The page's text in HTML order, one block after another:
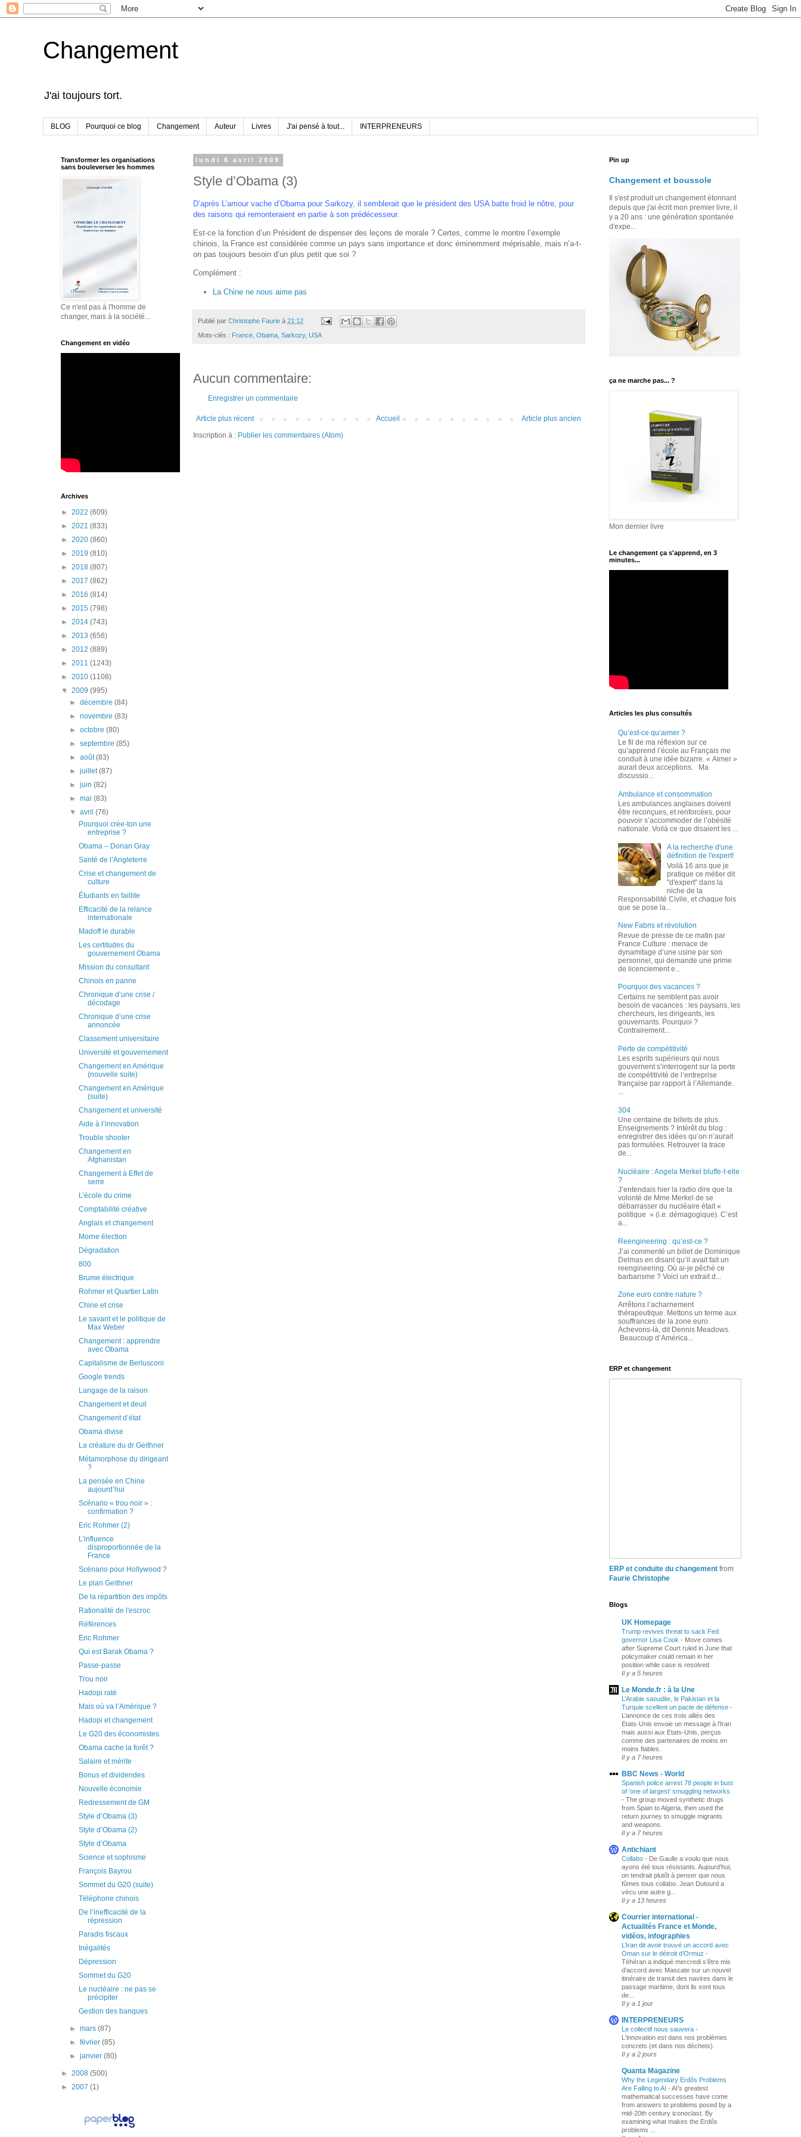
Changement
J'ai toujours tort.
BLOG Pourquoi ce blog Changement Auteur Livres J'ai pensé à tout... INTERPRENEURS
lundi 6 avril 2009
Style d’Obama (3)
D’après L’amour vache d’Obama pour Sarkozy, il semblerait que le président des USA batte froid le nôtre, pour
des raisons qui remonteraient en partie à son prédécesseur.
Est-ce la fonction d’un Président de dispenser des leçons de morale ? Certes, comme le montre l’exemple
chinois, la France est considérée comme un pays sans importance et donc éminemment méprisable, mais n’a-t-
on pas toujours besoin d’un plus petit que soi ?
Complément :
La Chine ne nous aime pas
Publié par Christophe Faurie à 21:12
Mots-clés : France Obama Sarkozy, USA
Aucun commentaire:
Enregistrer un commentaire
Article plus récent Article plus ancien
Accueil
Inscription à : Publier les commentaires (Atom)
Transformer les organisations
sans bouleverser les hommes
Ce n'est pas à l'homme de
changer, mais à la société...
Changement en vidéo
Archives
► 2022 (609)
► 2021 (833)
► 2020 (860)
► 2019 (810)
► 2018 (807)
► 2017 (862)
► 2016 (814)
► 2015 (798)
► 2014 (743)
► 2013 (656)
► 2012 (889)
► 2011 (1243)
► 2010 (1108)
▼ 2009 (995)
►décembre(84)
►novembre(83)
►octobre(80)
►septembre(85)
►août(83)
►juillet(87)
►juin(82)
►mai(83)
▼avril(76)
Pourquoi crée-ton une
entreprise ?
Obama – Dorian Gray
Santé de l’Angleterre
Crise et changement de
culture
Étudiants en faillite
Efficacité de la relance
internationale
Madoff le durable
Les certitudes du
gouvernement Obama
Mission du consultant
Chinois en panne
Chronique d’une crise /
décodage
Chronique d’une crise
annoncée
Classement universitaire
Université et gouvernement
Changement en Amérique
(nouvelle suite)
Changement en Amérique
(suite)
Changement et université
Aide à l’innovation
Trouble shooter
Changement en
Afghanistan
Changement à Effet de
serre
L’école du crime
Comptabilité créative
Anglais et changement
Morne élection
Dégradation
800
Brume électrique
Rohmer et Quartier Latin
Chine et crise
Le savant et le politique de
Max Weber
Changement : apprendre
avec Obama
Capitalisme de Berlusconi
Google trends
Langage de la raison
Changement et deuil
Changement d’état
Obama divise
La créature du dr Geithner
Métamorphose du dirigeant
?
La pensée en Chine
aujourd’hui
Scénario « trou noir » :
confirmation ?
Eric Rohmer (2)
L’influence
disproportionnée de la
France
Scénario pour Hollywood ?
Le plan Geithner
De la répartition des impôts
Rationalité de l'escroc
Références
Eric Rohmer
Qui est Barak Obama ?
Passe-passe
Trou noir
Hadopi raté
Mais où va l’Amérique ?
Hadopi et changement
Le G20 des économistes
Obama cache la forêt ?
Salaire et mérite
Bonus et dividendes
Nouvelle économie
Redressement de GM
Style d’Obama (3)
Style d’Obama (2)
Style d’Obama
Science et sophisme
François Bayrou
Sommet du G20 (suite)
Téléphone chinois
De l’inefficacité de la
répression
Paradis fiscaux
Inégalités
Dépression
Sommet du G20
Le nucléaire : ne pas se
précipiter
Gestion des banques
►mars(87)
►février(85)
►janvier(80)
► 2008 (500)
► 2007 (1)
Pin up
Changement et boussole
Il s'est produit un changement étonnant
depuis que j'ai écrit mon premier livre, il
y a 20 ans : une génération spontanée
d'expe...
ça ne marche pas... ?
Mon dernier livre
Le changement ça s'apprend, en 3
minutes...
Articles les plus consultés
Qu’est-ce qu’aimer ?
Le fil de ma réflexion sur ce
qu’apprend l’école au Français me
conduit à une idée bizarre. « Aimer »
aurait deux acceptions. Ma
discussio...
Ambulance et consommation
Les ambulances anglaises doivent
être reconçues, et renforcées, pour
pouvoir s’accommoder de l’obésité
nationale. Voilà ce que disaient les ...
A la recherche d'une
définition de l'expert!
Voilà 16 ans que je
pratique ce métier dit
"d'expert" dans la
niche de la
Responsabilité Civile, et chaque fois
que se pose la...
New Fabris et révolution
Revue de presse de ce matin par
France Culture : menace de
dynamitage d’une usine par son
personnel, qui demande une prime
de licenciement e...
Pourquoi des vacances ?
Certains ne semblent pas avoir
besoin de vacances : les paysans, les
chercheurs, les dirigeants, les
gouvernants. Pourquoi ?
Contrairement...
Perte de compétitivité
Les esprits supérieurs qui nous
gouvernent s’interrogent sur la perte
de compétitivité de l’entreprise
française par rapport à l’Allemande.
...
304
Une centaine de billets de plus.
Enseignements ? Intérêt du blog :
enregistrer des idées qu’on n’aurait
pas formulées. Retrouver la trace
de...
Nucléaire : Angela Merkel bluffe-t-elle
?
J’entendais hier la radio dire que la
volonté de Mme Merkel de se
débarrasser du nucléaire était «
politique » (i.e. démagogique). C’est
a...
Reengineering : qu’est-ce ?
J’ai commenté un billet de Dominique
Delmas en disant qu’il avait fait un
reengineering. Où ai-je pêché ce
barbarisme ? Voici un extrait d...
Zone euro contre nature ?
Arrêtons l’acharnement
thérapeutique. Mettons un terme aux
souffrances de la zone euro.
Achevons-là, dit Dennis Meadows.
Beaucoup d’América...
ERP et changement
ERP et conduite du changement from
Faurie Christophe
Blogs
UK Homepage
Trump revives threat to sack Fed
governor Lisa Cook - Move comes
after Supreme Court ruled in June that
policymaker could remain in her
position while case is resolved
Il y a 5 heures
Le Monde.fr : à la Une
L’Arabie saoudite, le Pakistan et la
Turquie scellent un pacte de défense -
L’annonce de ces trois alliés des
Etats-Unis envoie un message à l’Iran
mais aussi aux Etats-Unis, perçus
comme des partenaires de moins en
moins fiables.
Il y a 7 heures
BBC News - World
Spanish police arrest 78 people in bust
of 'one of largest' smuggling networks
- The group moved synthetic drugs
from Spain to Algeria, then used the
return journey to smuggle migrants
and weapons.
Il y a 7 heures
Antichiant
Collabo - De Gaulle a voulu que nous
ayons été tous résistants. Aujourd’hui,
on tendrait plutôt à penser que nous
fûmes tous collabo. Jean Dutourd a
vécu une autre g...
Il y a 13 heures
Courrier international -
Actualités France et Monde,
vidéos, infographies
L’Iran dit avoir trouvé un accord avec
Oman sur le détroit d’Ormuz -
Téhéran a indiqué mercredi s’être mis
d’accord avec Mascate sur un nouvel
itinéraire de transit des navires dans le
passage maritime, dont ils sont tous
de...
Il y a 1 jour
INTERPRENEURS
Le collectif nous sauvera -
L'innovation est dans nos problèmes
concrets (et dans nos déchets).
Il y a 2 jours
Quanta Magazine
Why the Legendary Erdős Problems
Are Falling to AI - AI’s greatest
mathematical successes have come
from answers to problems posed by a
mid-20th century iconoclast. By
examining what makes the Erdős
problems ...